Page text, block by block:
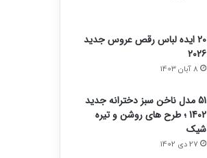
20 ایده لباس رقص عروس جدید
2026
8 آبان 1403
51 مدل ناخن سبز دخترانه جدید
1402 ؛ طرح های روشن و تیره
شیک
27 دی 1402